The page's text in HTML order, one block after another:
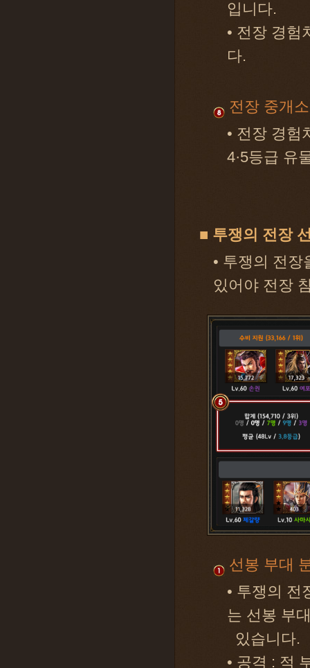
입니다.
• 전장 경험
다.
전장 중개소
• 전장 경험
4·5등급 유
■ 투쟁의 전장
• 투쟁의 전
있어야 전장
선봉 부대
• 투쟁의 전
는 선봉 부
있습니다.
• 공격 : 적